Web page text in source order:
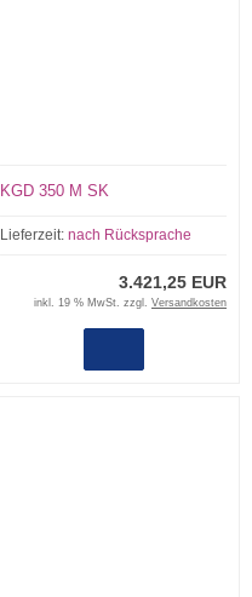
KGD 350 M SK
Lieferzeit: nach Rücksprache
3.421,25 EUR
inkl. 19 % MwSt. zzgl. Versandkosten